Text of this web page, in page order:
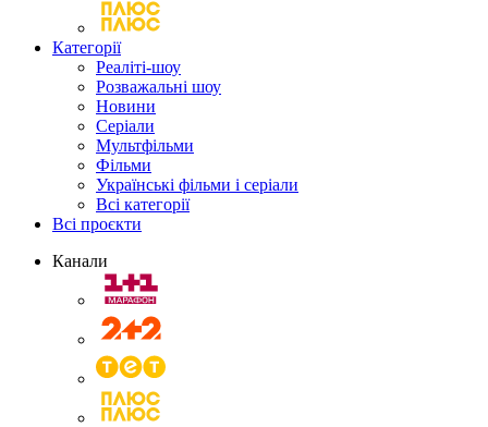
Категорії
Реаліті-шоу
Розважальні шоу
Новини
Серіали
Мультфільми
Фільми
Українські фільми і серіали
Всі категорії
Всі проєкти
Канали